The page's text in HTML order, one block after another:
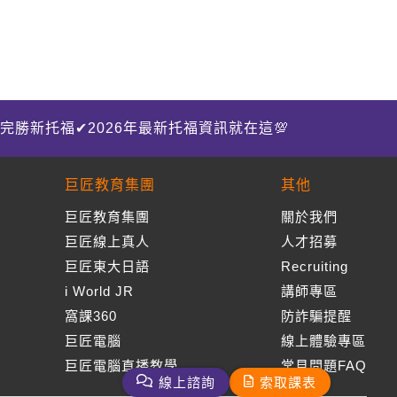
完勝新托福✔2026年最新托福資訊就在這💯
巨匠教育集團
巨匠教育集團
巨匠線上真人
巨匠東大日語
i World JR
窩課360
巨匠電腦
巨匠電腦直播教學
其他
關於我們
人才招募
Recruiting
講師專區
防詐騙提醒
線上體驗專區
常見問題FAQ
線上諮詢
索取課表